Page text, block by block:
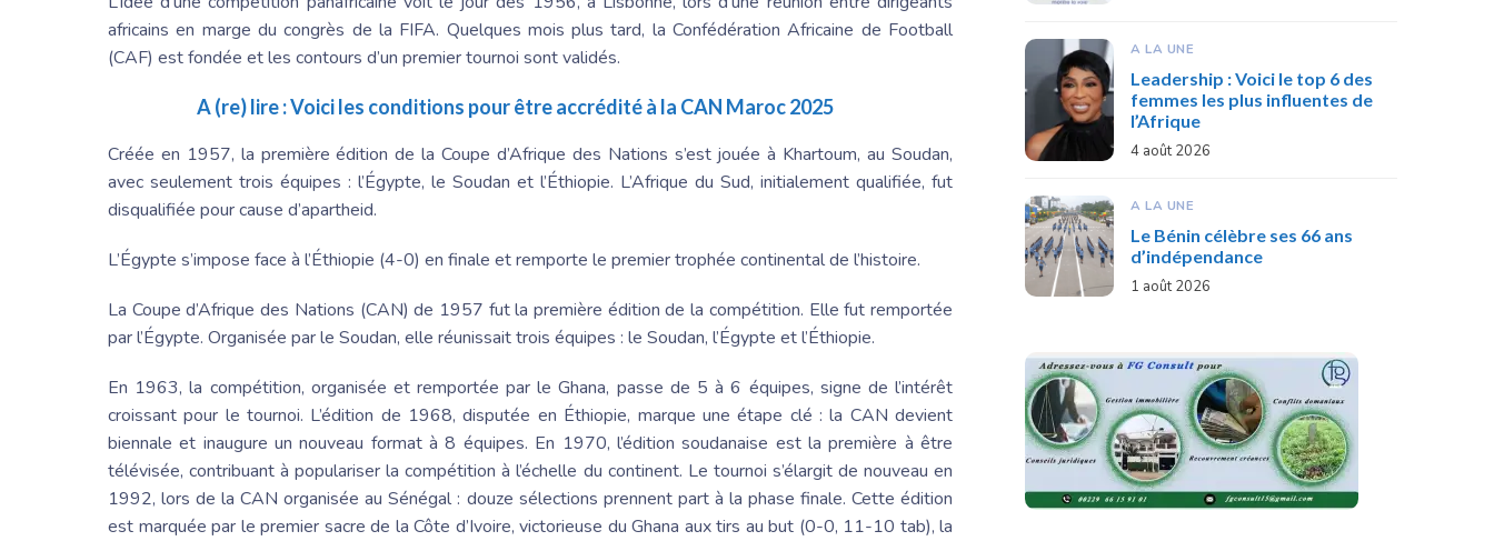
africains en marge du congrès de la FIFA. Quelques mois plus tard, laConfédération Africaine de Football
(CAF) est fondée et les contours d’un premier tournoi sont validés.
A (re) lire :Voici les conditions pour être accrédité à la CAN Maroc 2025
Créée en 1957, la première édition dela Coupe d’Afrique des Nations s’est jouée à Khartoum, au Soudan,
avec seulement trois équipes : l’Égypte, le Soudan et l’Éthiopie. L’Afrique du Sud, initialement qualifiée, fut
disqualifiée pour cause d’apartheid.
L’Égypte s’impose face à l’Éthiopie (4-0) en finale et remporte le premier trophée continental de l’histoire.
La Coupe d’Afrique des Nations (CAN) de 1957 fut la première édition de la compétition. Elle fut remportée
par l’Égypte. Organisée par le Soudan, elle réunissait trois équipes : le Soudan, l’Égypte et l’Éthiopie.
En 1963, la compétition, organisée et remportée par le Ghana, passe de 5 à 6 équipes, signe de l’intérêt
croissant pour le tournoi. L’édition de 1968, disputée en Éthiopie, marque une étape clé : la CAN devient
biennale et inaugure un nouveau format à 8 équipes. En 1970, l’édition soudanaise est la première à être
télévisée, contribuant à populariser la compétition à l’échelle du continent. Le tournoi s’élargit de nouveau en
1992, lors de la CAN organisée au Sénégal : douze sélections prennent part à la phase finale. Cette édition
est marquée par le premier sacre de la Côte d’Ivoire, victorieuse du Ghana aux tirs au but (0-0, 11-10 tab), la
A LA UNE
Leadership : Voici le top 6 des
femmes les plus influentes de
l’Afrique
4 août 2026
A LA UNE
Le Bénin célèbre ses 66 ans
d’indépendance
1 août 2026